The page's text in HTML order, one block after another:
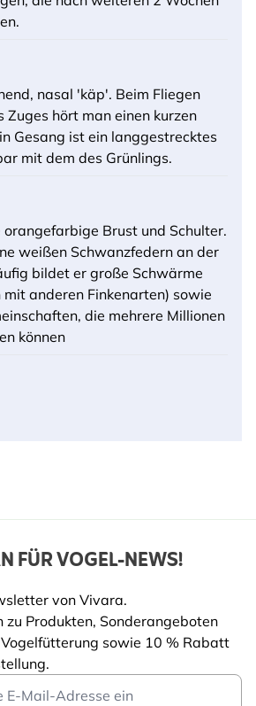
nasal 'käp'. Beim Fliegen
Zuges hört man einen kurzen
Gesang ist ein langgestrecktes
mit dem des Grünlings.
Brust und Schulter.
weißen Schwanzfedern an der
bildet er große Schwärme
mit anderen Finkenarten) sowie
die mehrere Millionen
können
FÜR VOGEL-NEWS!
von Vivara.
zu Produkten, Sonderangeboten
sowie 10 % Rabatt